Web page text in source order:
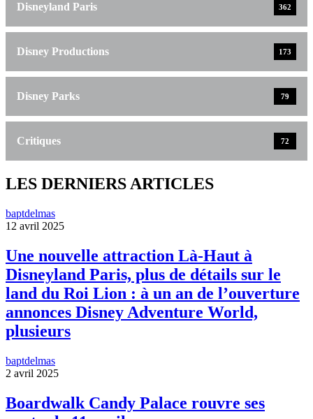
Disneyland Paris 362
Disney Productions 173
Disney Parks 79
Critiques 72
LES DERNIERS ARTICLES
baptdelmas
12 avril 2025
Une nouvelle attraction Là-Haut à
Disneyland Paris, plus de détails sur le
land du Roi Lion : à un an de l’ouverture
annonces Disney Adventure World,
plusieurs
baptdelmas
2 avril 2025
Boardwalk Candy Palace rouvre ses